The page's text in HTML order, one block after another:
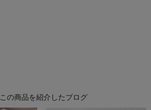
この商品を紹介したブログ